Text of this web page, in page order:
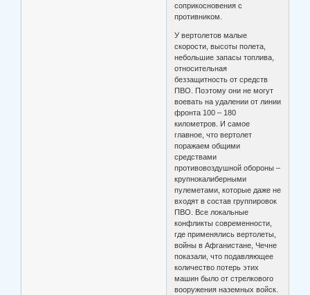
соприкосновения с
противником.
У вертолетов малые
скорости, высоты полета,
небольшие запасы топлива,
относительная
беззащитность от средств
ПВО. Поэтому они не могут
воевать на удалении от линии
фронта 100 – 180
километров. И самое
главное, что вертолет
поражаем общими
средствами
противовоздушной обороны –
крупнокалиберными
пулеметами, которые даже не
входят в состав группировок
ПВО. Все локальные
конфликты современности,
где применялись вертолеты,
войны в Афганистане, Чечне
показали, что подавляющее
количество потерь этих
машин было от стрелкового
вооружения наземных войск.